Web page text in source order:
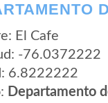
El Cafe
-76.0372222
6.8222222
Departamento